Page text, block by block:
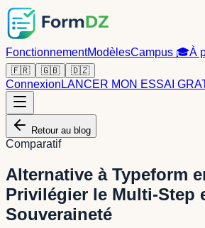
FonctionnementModèlesCampus 🎓À
🇫🇷 🇬🇧 🇩🇿
Connexion LANCER MON ESSAI
Retour au blog
Comparatif
Alternative à Typeform
Privilégier le Multi-Step
Souveraineté